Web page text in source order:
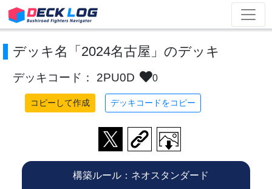
デッキ名「2024名古屋」のデッキ
デッキコード： 2PU0D 0
コピーして作成 デッキコードをコピー
構築ルール：ネオスタンダード